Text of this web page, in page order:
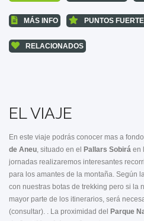
MÁS INFO PUNTOS
RELACIONADOS
EL VIAJE
En este viaje podrás conocer mas a
de Aneu, situado en el Pallars Sobirá en
jornadas realizaremos interesantes
para los amantes de la montaña. Según
con nuestras botas de trekking pero si la
mayor parte de los itinerarios, será
(consultar). . La proximidad del
Parque